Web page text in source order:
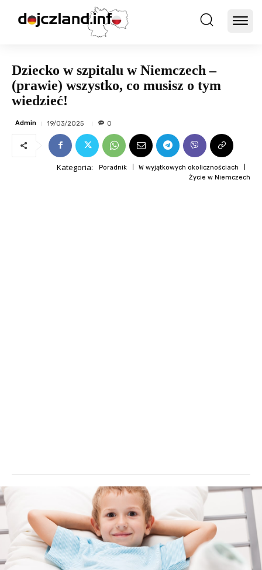
Dziecko w szpitalu w Niemczech –
(prawie) wszystko, co musisz o tym
wiedzieć!
Admin 19/03/2025 0
Kategoria: Poradnik
W wyjątkowych okolicznościach
Życie w Niemczech